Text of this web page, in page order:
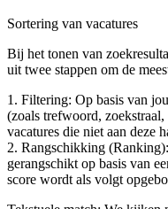
Sortering van vacatures
Bij het tonen van
uit twee stappen om de
1. Filtering: Op basis van
(zoals trefwoord,
vacatures die niet aan deze
2. Rangschikking
gerangschikt op basis van
score wordt als volgt